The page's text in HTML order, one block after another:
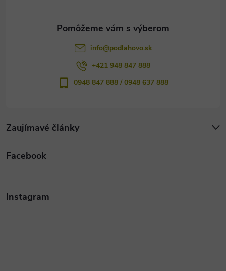
Zaujímavé články
info@podlahovo.sk
+421 948 847 888
0948 847 888 / 0948 637 888
Facebook
Instagram